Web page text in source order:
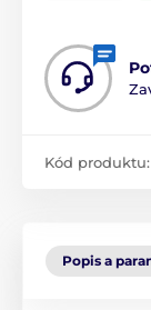
Kód produktu:
Popis a